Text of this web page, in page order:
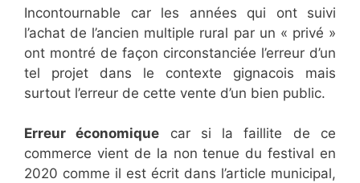
Incontournable car les années qui ont suivi
l’achat de l’ancien multiple rural par un « privé »
ont montré de façon circonstanciée l’erreur d’un
tel projet dans le contexte gignacois mais
surtout l’erreur de cette vente d’un bien public.
Erreur économique car si la faillite de ce
commerce vient de la non tenue du festival en
2020 comme il est écrit dans l’article municipal,